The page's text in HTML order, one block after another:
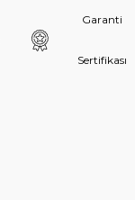
Garanti
Sertifikası